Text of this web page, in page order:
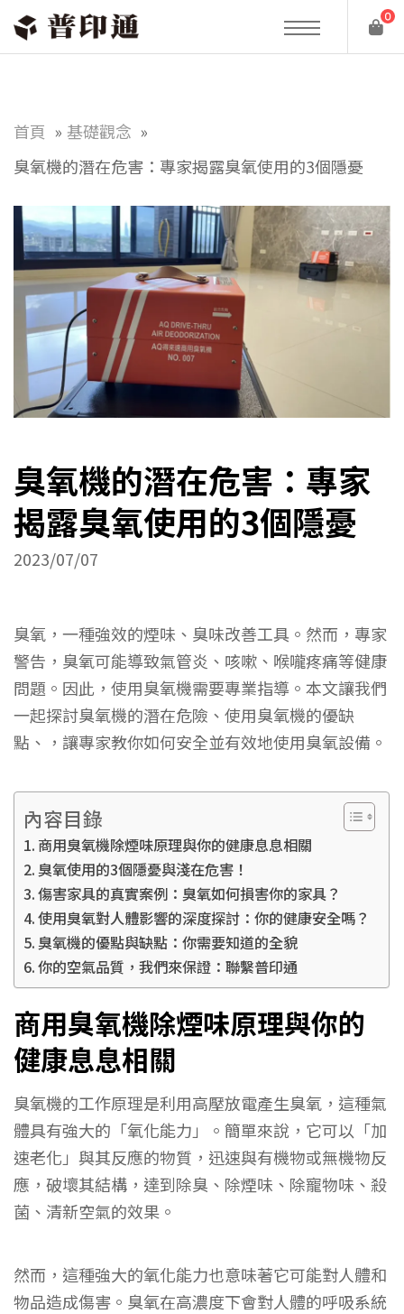
0
首頁
基礎觀念
臭氧機的潛在危害：專家揭露臭氧使用的3個隱憂
臭氧機的潛在危害：專家
揭露臭氧使用的3個隱憂
2023/07/07
臭氧，一種強效的煙味、臭味改善工具。然而，專家
警告，臭氧可能導致氣管炎、咳嗽、喉嚨疼痛等健康
問題。因此，使用臭氧機需要專業指導。本文讓我們
一起探討臭氧機的潛在危險、使用臭氧機的優缺
點、，讓專家教你如何安全並有效地使用臭氧設備。
內容目錄
商用臭氧機除煙味原理與你的健康息息相關
臭氧使用的3個隱憂與淺在危害！
傷害家具的真實案例：臭氧如何損害你的家具？
使用臭氧對人體影響的深度探討：你的健康安全嗎？
臭氧機的優點與缺點：你需要知道的全貌
你的空氣品質，我們來保證：聯繫普印通
商用臭氧機除煙味原理與你的
健康息息相關
臭氧機的工作原理是利用高壓放電產生臭氧，這種氣
體具有強大的「氧化能力」。簡單來說，它可以「加
速老化」與其反應的物質，迅速與有機物或無機物反
應，破壞其結構，達到除臭、除煙味、除寵物味、殺
菌、清新空氣的效果。
然而，這種強大的氧化能力也意味著它可能對人體和
物品造成傷害。臭氧在高濃度下會對人體的呼吸系統